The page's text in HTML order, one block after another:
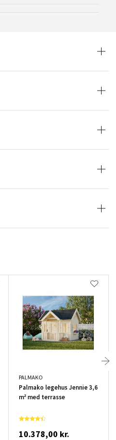
PALMAKO
Palmako legehus Jennie 3,6
m² med terrasse
10.378,00 kr.